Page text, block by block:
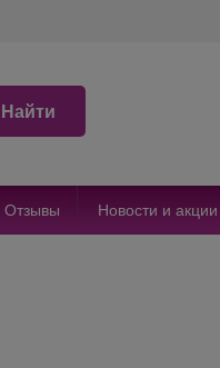
Найти
Отзывы Новости и акции